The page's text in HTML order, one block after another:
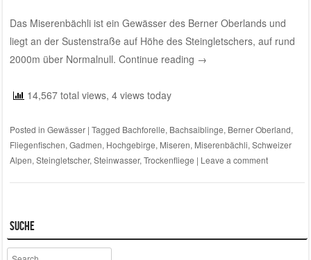
Das Miserenbächli ist ein Gewässer des Berner Oberlands und
liegt an der Sustenstraße auf Höhe des Steingletschers, auf rund
2000m über Normalnull. Continue reading →
14,567 total views, 4 views today
Posted in Gewässer | Tagged Bachforelle, Bachsaiblinge, Berner Oberland,
Fliegenfischen, Gadmen, Hochgebirge, Miseren, Miserenbächli, Schweizer
Alpen, Steingletscher, Steinwasser, Trockenfliege | Leave a comment
Suche
Search